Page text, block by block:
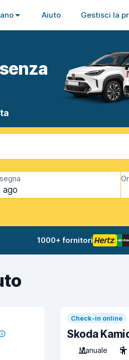
Aiuto Gestisci la
ago
1000+ fornitori
Check-in online
Skoda
Manuale
5